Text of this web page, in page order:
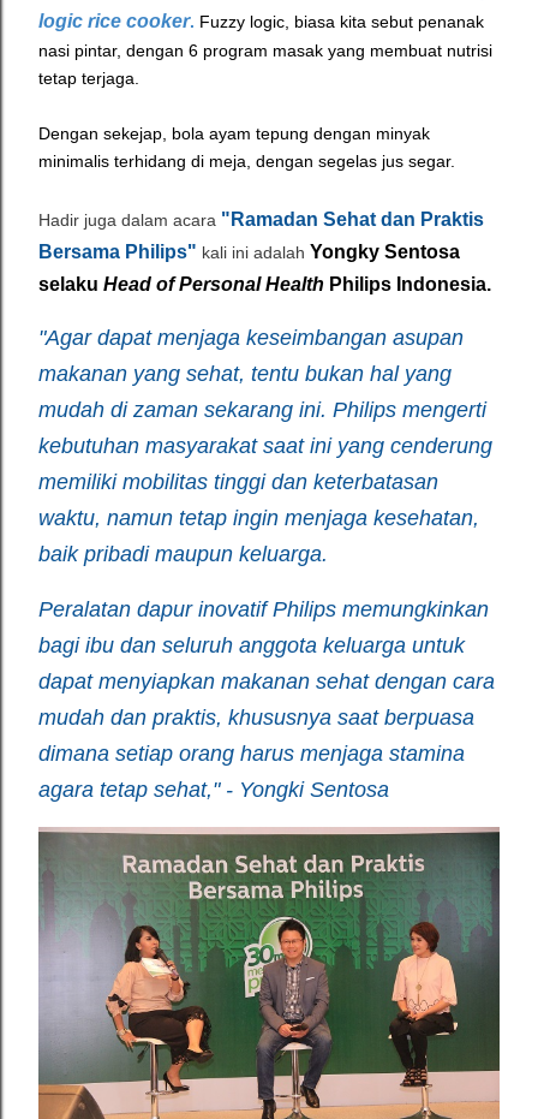
logic rice cooker. Fuzzy logic, biasa kita sebut penanak
nasi pintar, dengan 6 program masak yang membuat nutrisi
tetap terjaga.
Dengan sekejap, bola ayam tepung dengan minyak
minimalis terhidang di meja, dengan segelas jus segar.
Hadir juga dalam acara "Ramadan Sehat dan Praktis
Bersama Philips" kali ini adalah Yongky Sentosa
selaku Head of Personal Health Philips Indonesia.
"Agar dapat menjaga keseimbangan asupan
makanan yang sehat, tentu bukan hal yang
mudah di zaman sekarang ini. Philips mengerti
kebutuhan masyarakat saat ini yang cenderung
memiliki mobilitas tinggi dan keterbatasan
waktu, namun tetap ingin menjaga kesehatan,
baik pribadi maupun keluarga.
Peralatan dapur inovatif Philips memungkinkan
bagi ibu dan seluruh anggota keluarga untuk
dapat menyiapkan makanan sehat dengan cara
mudah dan praktis, khususnya saat berpuasa
dimana setiap orang harus menjaga stamina
agara tetap sehat," - Yongki Sentosa